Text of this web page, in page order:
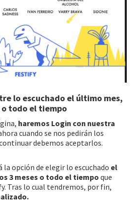
lo escuchado el último mes,
o todo el tiempo
haremos Login con nuestra
cuando se nos pedirán los
debemos aceptarlos.
la opción de elegir lo escuchado el
3 meses o todo el tiempo que
Tras lo cual tendremos, por fin,